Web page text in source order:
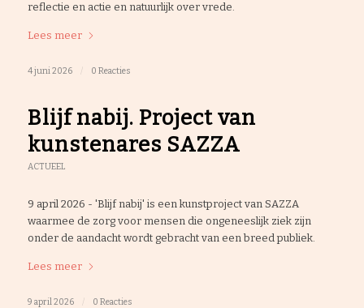
reflectie en actie en natuurlijk over vrede.
Lees meer
4 juni 2026 0 Reacties
Blijf nabij. Project van
kunstenares SAZZA
ACTUEEL
9 april 2026 - 'Blijf nabij' is een kunstproject van SAZZA
waarmee de zorg voor mensen die ongeneeslijk ziek zijn
onder de aandacht wordt gebracht van een breed publiek.
Lees meer
9 april 2026 0 Reacties